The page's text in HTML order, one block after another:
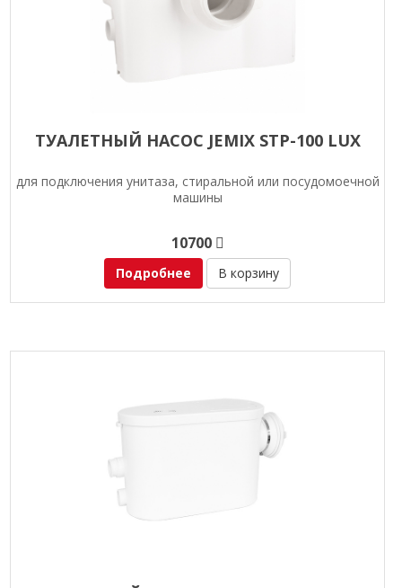
ТУАЛЕТНЫЙ НАСОС JEMIX STP-100 LUX
для подключения унитаза, стиральной или посудомоечной
машины
10700
Подробнее В корзину